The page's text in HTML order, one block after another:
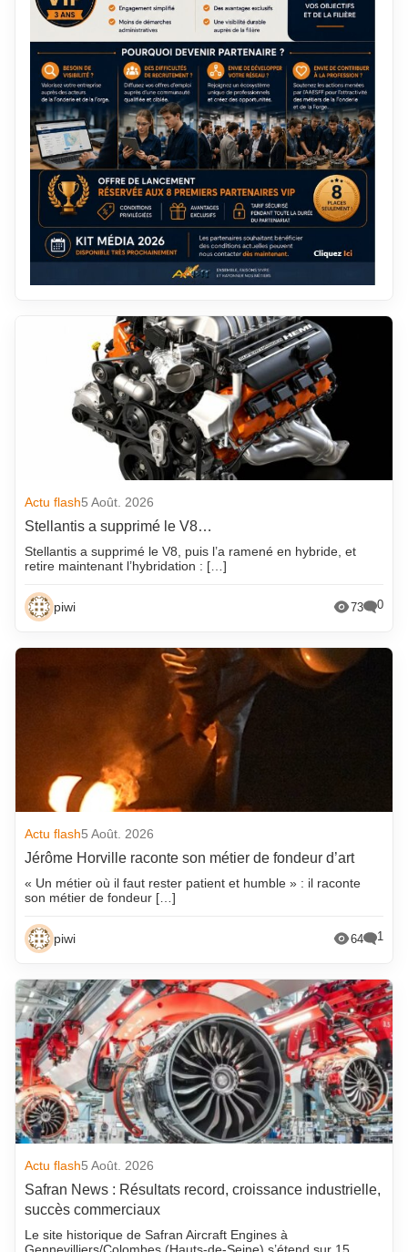
Actu flash5 Août. 2026
Stellantis a supprimé le V8…
Stellantis a supprimé le V8, puis l’a ramené en hybride, et
retire maintenant l’hybridation : […]
piwi 73 0
Actu flash5 Août. 2026
Jérôme Horville raconte son métier de fondeur d’art
« Un métier où il faut rester patient et humble » : il raconte
son métier de fondeur […]
piwi 64 1
Actu flash5 Août. 2026
Safran News : Résultats record, croissance industrielle,
succès commerciaux
Le site historique de Safran Aircraft Engines à